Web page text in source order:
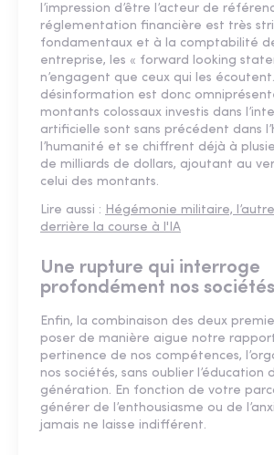
l’impression d’être l’acteur de
réglementation financière est très
fondamentaux et à la comptabilité
entreprise, les « forward looking
n’engagent que ceux qui les
désinformation est donc
montants colossaux investis dans
artificielle sont sans précédent dans
l’humanité et se chiffrent déjà à
de milliards de dollars, ajoutant au
celui des montants.
Lire aussi : Hégémonie militaire,
derrière la course à l'IA
Une rupture qui interroge
profondément nos sociétés
Enfin, la combinaison des deux
poser de manière aigue notre rapport
pertinence de nos compétences,
nos sociétés, sans oublier l’éducation
génération. En fonction de votre
générer de l’enthousiasme ou de
jamais ne laisse indifférent.